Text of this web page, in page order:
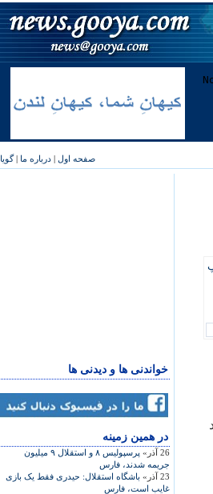
صفحه اول | درباره ما |گویا
خواندنی ها و دیدنی ها
در همين زمينه
26 آذر»
پرسپولیس ۸ و استقلال ۹ میلیون
جریمه شدند، فارس
23 آذر»
باشگاه استقلال:‌ حیدری فقط یک بازی
غایب است، فارس
وارد